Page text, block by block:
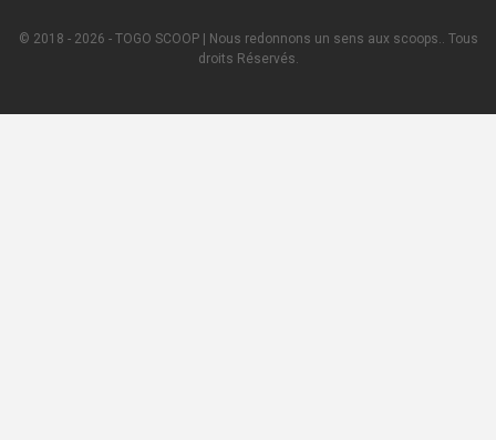
© 2018 - 2026 - TOGO SCOOP | Nous redonnons un sens aux scoops.. Tous
droits Réservés.